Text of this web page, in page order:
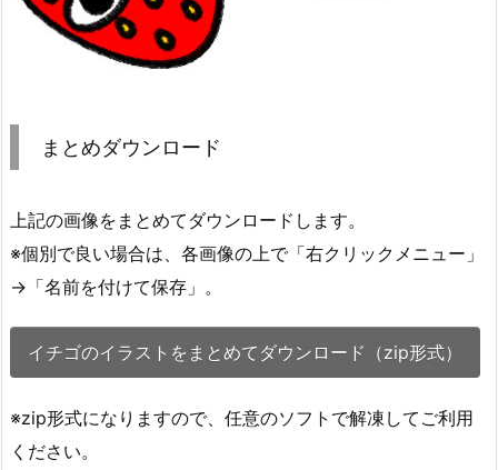
まとめダウンロード
上記の画像をまとめてダウンロードします。
※個別で良い場合は、各画像の上で「右クリックメニュー」
→「名前を付けて保存」。
イチゴのイラストをまとめてダウンロード（zip形式）
※zip形式になりますので、任意のソフトで解凍してご利用
ください。